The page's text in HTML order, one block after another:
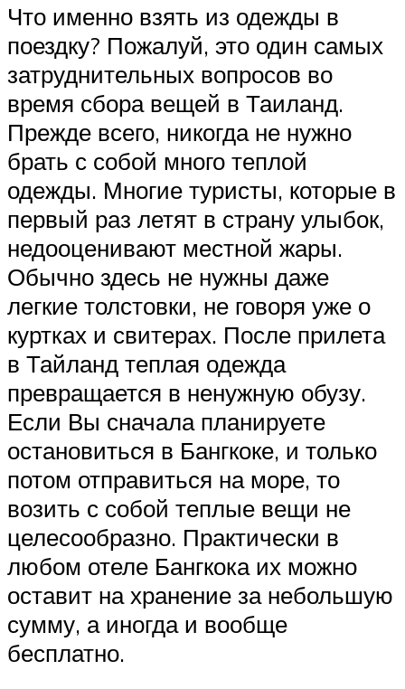
Что именно взять из одежды в
поездку? Пожалуй, это один самых
затруднительных вопросов во
время сбора вещей в Таиланд.
Прежде всего, никогда не нужно
брать с собой много теплой
одежды. Многие туристы, которые в
первый раз летят в страну улыбок,
недооценивают местной жары.
Обычно здесь не нужны даже
легкие толстовки, не говоря уже о
куртках и свитерах. После прилета
в Тайланд теплая одежда
превращается в ненужную обузу.
Если Вы сначала планируете
остановиться в Бангкоке, и только
потом отправиться на море, то
возить с собой теплые вещи не
целесообразно. Практически в
любом отеле Бангкока их можно
оставит на хранение за небольшую
сумму, а иногда и вообще
бесплатно.